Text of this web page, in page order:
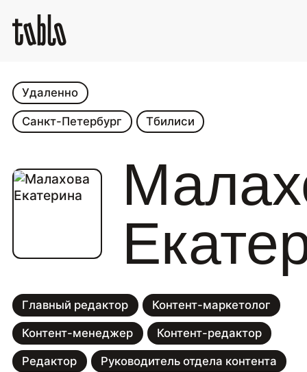
Главный редактор Контент-маркетолог
Контент-менеджер Контент-редактор
Редактор Руководитель отдела контента
Удаленно
Санкт-Петербург Тбилиси